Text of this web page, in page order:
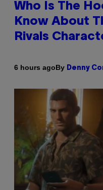
Who Is The
Know About
Rivals
6 hours agoBy Denny